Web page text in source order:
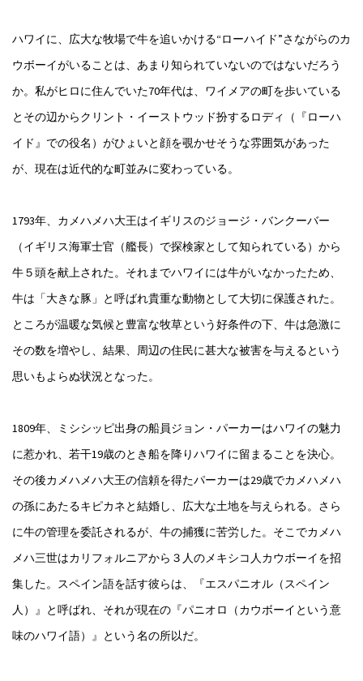
ハワイに、広大な牧場で牛を追いかける“ローハイド”さながらのカ
ウボーイがいることは、あまり知られていないのではないだろう
か。私がヒロに住んでいた70年代は、ワイメアの町を歩いている
とその辺からクリント・イーストウッド扮するロディ（『ローハ
イド』での役名）がひょいと顔を覗かせそうな雰囲気があった
が、現在は近代的な町並みに変わっている。
1793年、カメハメハ大王はイギリスのジョージ・バンクーバー
（イギリス海軍士官（艦長）で探検家として知られている）から
牛５頭を献上された。それまでハワイには牛がいなかったため、
牛は「大きな豚」と呼ばれ貴重な動物として大切に保護された。
ところが温暖な気候と豊富な牧草という好条件の下、牛は急激に
その数を増やし、結果、周辺の住民に甚大な被害を与えるという
思いもよらぬ状況となった。
1809年、ミシシッピ出身の船員ジョン・パーカーはハワイの魅力
に惹かれ、若干19歳のとき船を降りハワイに留まることを決心。
その後カメハメハ大王の信頼を得たパーカーは29歳でカメハメハ
の孫にあたるキピカネと結婚し、広大な土地を与えられる。さら
に牛の管理を委託されるが、牛の捕獲に苦労した。そこでカメハ
メハ三世はカリフォルニアから３人のメキシコ人カウボーイを招
集した。スペイン語を話す彼らは、『エスパニオル（スペイン
人）』と呼ばれ、それが現在の『パニオロ（カウボーイという意
味のハワイ語）』という名の所以だ。